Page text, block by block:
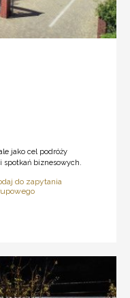
jako cel podróży
spotkań biznesowych.